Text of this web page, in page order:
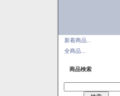
新着商品...
全商品...
商品検索